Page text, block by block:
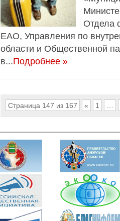
Отдела
ЕАО, Управления по
области и Общественной
в...Подробнее »
Страница 147 из 167 « 1